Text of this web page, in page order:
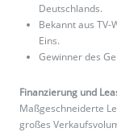
Deutschlands.
Bekannt aus TV-
Eins.
Gewinner des
Finanzierung und
Maßgeschneiderte
großes